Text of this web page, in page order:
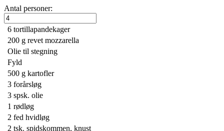
Antal personer:
6 tortillapandekager
200 g revet mozzarella
Olie til stegning
Fyld
500 g kartofler
3 forårsløg
3 spsk. olie
1 rødløg
2 fed hvidløg
2 tsk. spidskommen, knust